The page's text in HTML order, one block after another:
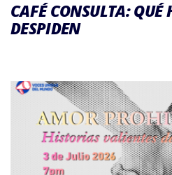
CAFÉ CONSULTA: QUÉ
DESPIDEN